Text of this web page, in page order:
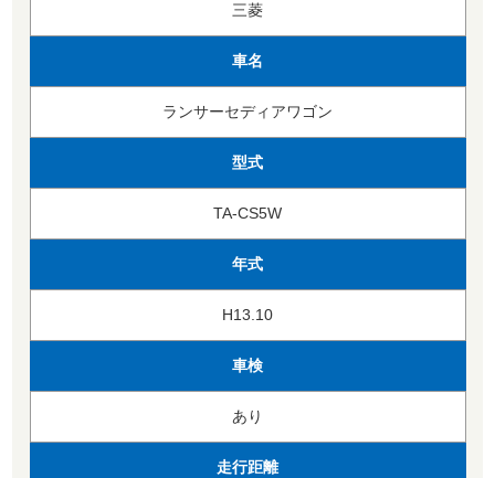
三菱
車名
ランサーセディアワゴン
型式
TA-CS5W
年式
H13.10
車検
あり
走行距離